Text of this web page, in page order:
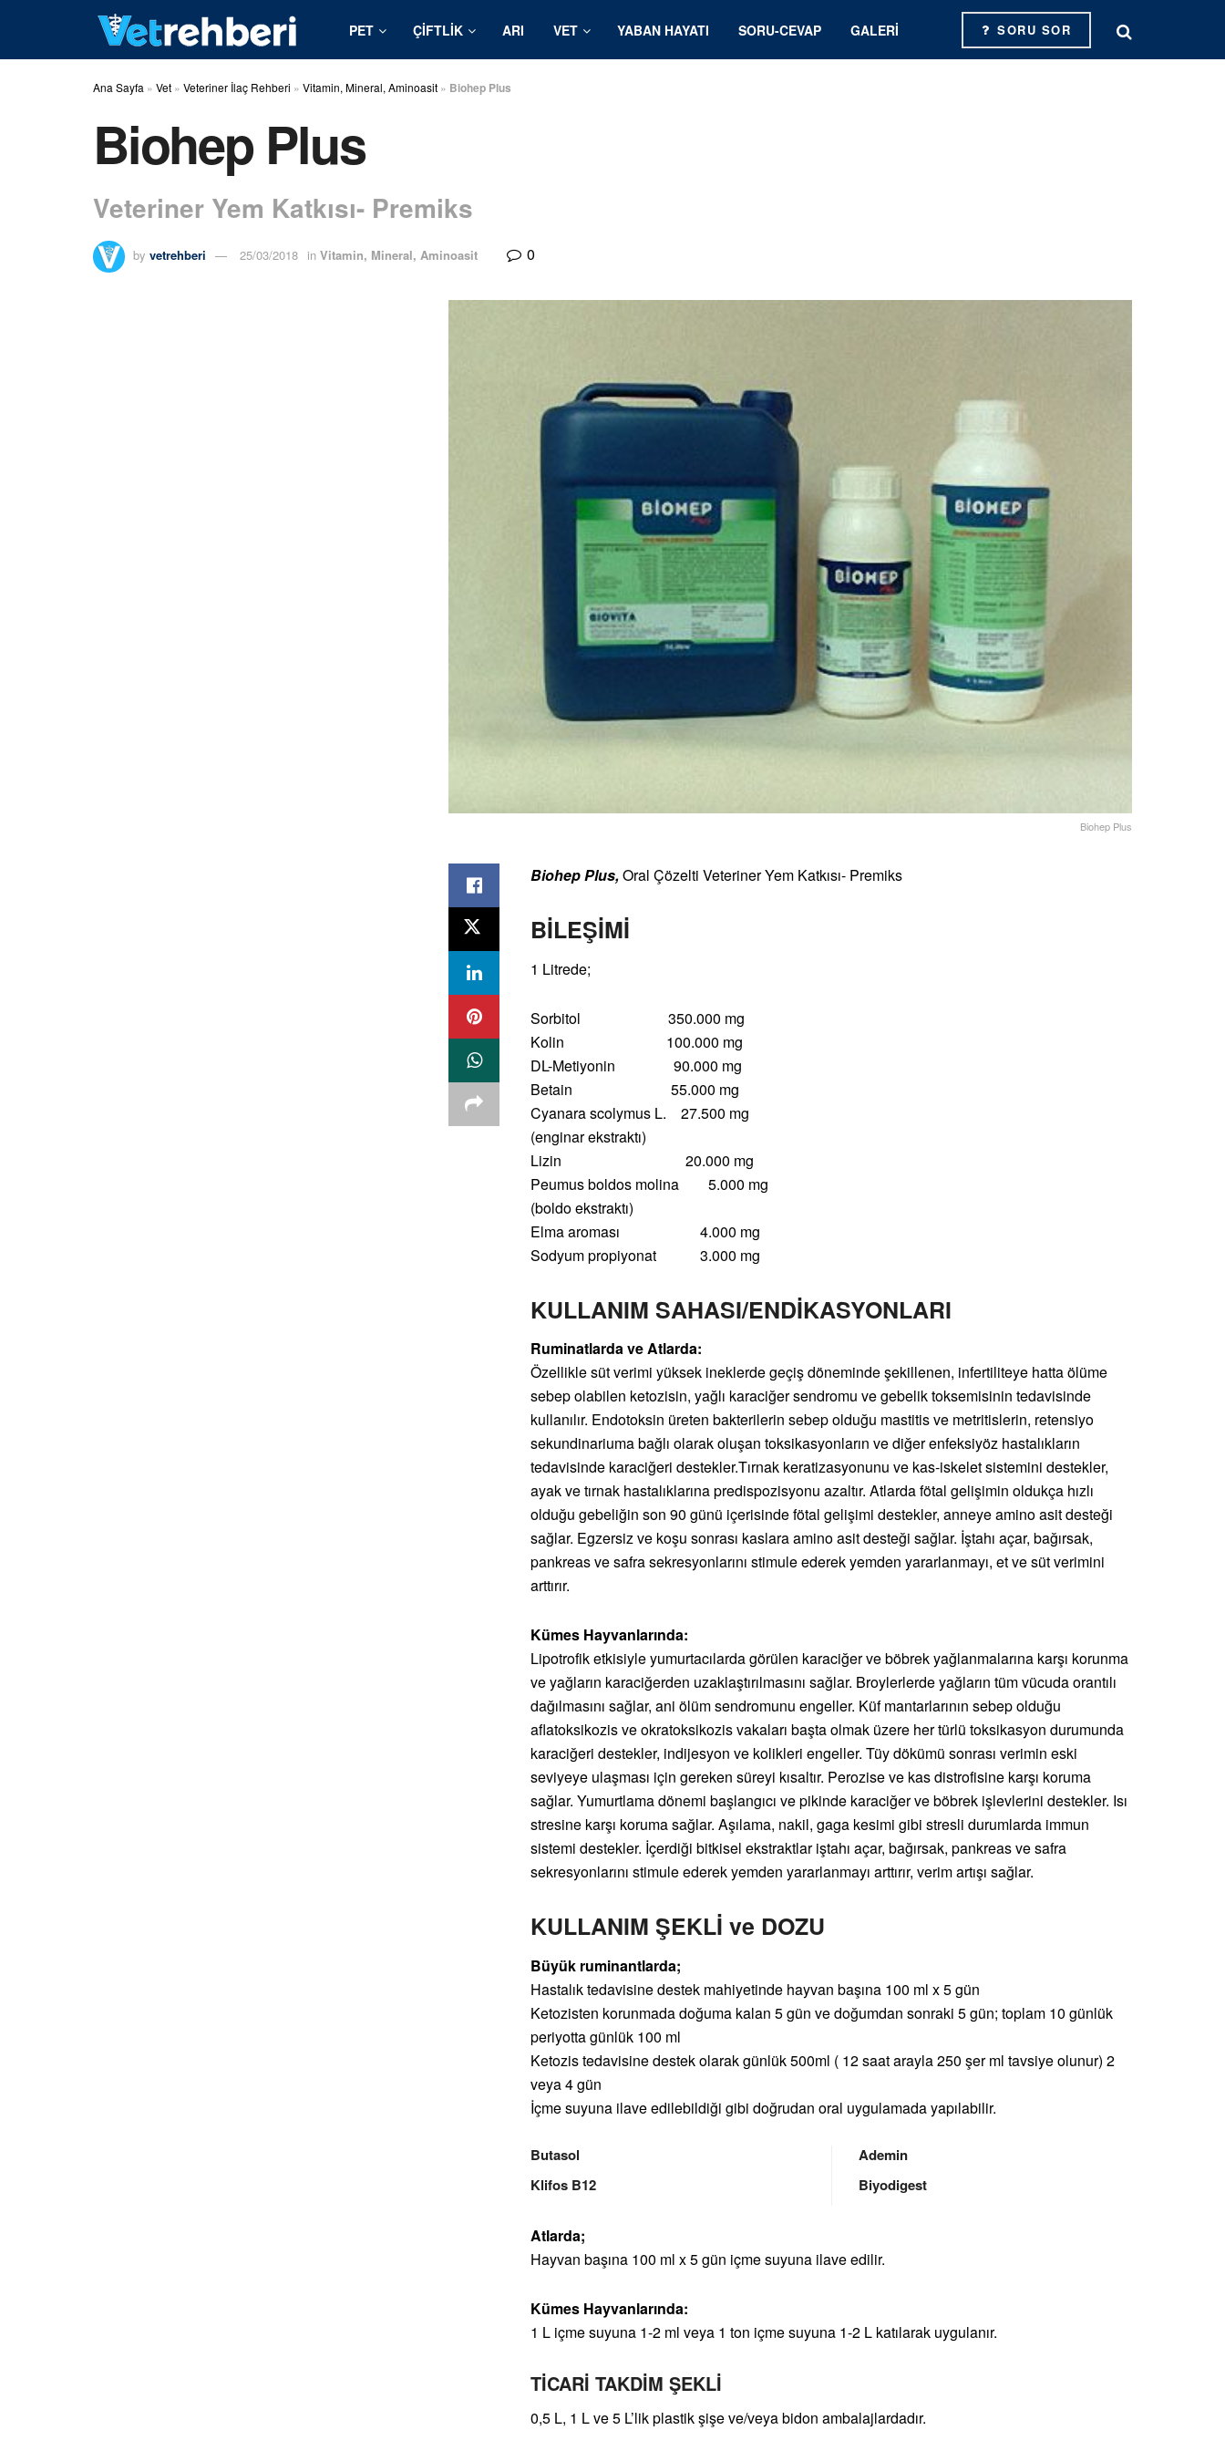
PET ÇIFTLIK ARI VET YABAN HAYATI SORU-CEVAP GALERI SORU SOR
Ana Sayfa » Vet » Veteriner İlaç Rehberi » Vitamin, Mineral, Aminoasit » Biohep Plus
Biohep Plus
Veteriner Yem Katkısı- Premiks
by vetrehberi 25/03/2018 in Vitamin, Mineral, Aminoasit 0
Biohep Plus
Biohep Plus,Oral Çözelti Veteriner Yem Katkısı- Premiks
BİLEŞİMİ
1 Litrede;
Sorbitol 350.000 mg
Kolin 100.000 mg
DL-Metiyonin 90.000 mg
Betain 55.000 mg
Cyanara scolymus L. 27.500 mg
(enginar ekstraktı)
Lizin 20.000 mg
Peumus boldos molina 5.000 mg
(boldo ekstraktı)
Elma aroması 4.000 mg
Sodyum propiyonat 3.000 mg
KULLANIM SAHASI/ENDİKASYONLARI
Ruminatlarda ve Atlarda:
Özellikle süt verimi yüksek ineklerde geçiş döneminde şekillenen, infertiliteye hatta ölüme
sebep olabilen ketozisin, yağlı karaciğer sendromu ve gebelik toksemisinin tedavisinde
kullanılır. Endotoksin üreten bakterilerin sebep olduğu mastitis ve metritislerin, retensiyo
sekundinariuma bağlı olarak oluşan toksikasyonların ve diğer enfeksiyöz hastalıkların
tedavisinde karaciğeri destekler.Tırnak keratizasyonunu ve kas-iskelet sistemini destekler,
ayak ve tırnak hastalıklarına predispozisyonu azaltır. Atlarda fötal gelişimin oldukça hızlı
olduğu gebeliğin son 90 günü içerisinde fötal gelişimi destekler, anneye amino asit desteği
sağlar. Egzersiz ve koşu sonrası kaslara amino asit desteği sağlar. İştahı açar, bağırsak,
pankreas ve safra sekresyonlarını stimule ederek yemden yararlanmayı, et ve süt verimini
arttırır.
Kümes Hayvanlarında:
Lipotrofik etkisiyle yumurtacılarda görülen karaciğer ve böbrek yağlanmalarına karşı korunma
ve yağların karaciğerden uzaklaştırılmasını sağlar. Broylerlerde yağların tüm vücuda orantılı
dağılmasını sağlar, ani ölüm sendromunu engeller. Küf mantarlarının sebep olduğu
aflatoksikozis ve okratoksikozis vakaları başta olmak üzere her türlü toksikasyon durumunda
karaciğeri destekler, indijesyon ve kolikleri engeller. Tüy dökümü sonrası verimin eski
seviyeye ulaşması için gereken süreyi kısaltır. Perozise ve kas distrofisine karşı koruma
sağlar. Yumurtlama dönemi başlangıcı ve pikinde karaciğer ve böbrek işlevlerini destekler. Isı
stresine karşı koruma sağlar. Aşılama, nakil, gaga kesimi gibi stresli durumlarda immun
sistemi destekler. İçerdiği bitkisel ekstraktlar iştahı açar, bağırsak, pankreas ve safra
sekresyonlarını stimule ederek yemden yararlanmayı arttırır, verim artışı sağlar.
KULLANIM ŞEKLİ ve DOZU
Büyük ruminantlarda;
Hastalık tedavisine destek mahiyetinde hayvan başına 100 ml x 5 gün
Ketozisten korunmada doğuma kalan 5 gün ve doğumdan sonraki 5 gün; toplam 10 günlük
periyotta günlük 100 ml
Ketozis tedavisine destek olarak günlük 500ml ( 12 saat arayla 250 şer ml tavsiye olunur) 2
veya 4 gün
İçme suyuna ilave edilebildiği gibi doğrudan oral uygulamada yapılabilir.
Butasol
Klifos B12
Ademin
Biyodigest
Atlarda;
Hayvan başına 100 ml x 5 gün içme suyuna ilave edilir.
Kümes Hayvanlarında:
1 L içme suyuna 1-2 ml veya 1 ton içme suyuna 1-2 L katılarak uygulanır.
TİCARİ TAKDİM ŞEKLİ
0,5 L, 1 L ve 5 L’lik plastik şişe ve/veya bidon ambalajlardadır.